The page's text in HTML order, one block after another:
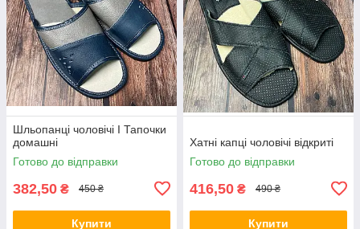
Шльопанці чоловічі I Тапочки
домашні
Готово до відправки
382,50 ₴ 450 ₴
Купити
Хатні капці чоловічі відкриті
Готово до відправки
416,50 ₴ 490 ₴
Купити